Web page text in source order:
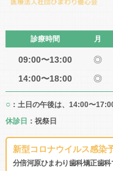
診療時間 月
09:00〜13:00 ◎
14:00〜18:00
◎
○：土日の午後は、14:00〜
休診日 ：祝祭日
新型コロナウイルス感染
分倍河原ひまわり歯科矯正歯